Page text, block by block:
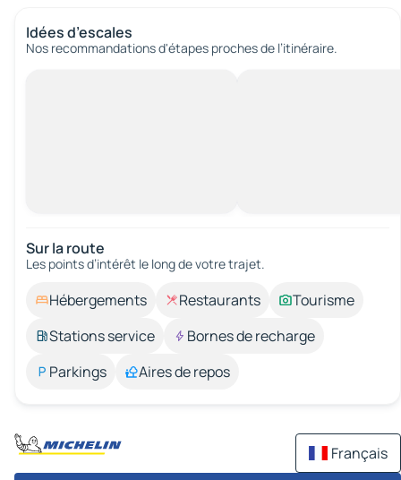
Idées d’escales
Nos recommandations d'étapes proches de l’itinéraire.
Sur la route
Les points d’intérêt le long de votre trajet.
Hébergements Restaurants
Tourisme
Stations service
Bornes de recharge
Parkings
Aires de repos
Français